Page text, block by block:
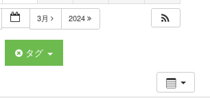
3月 2024
タグ